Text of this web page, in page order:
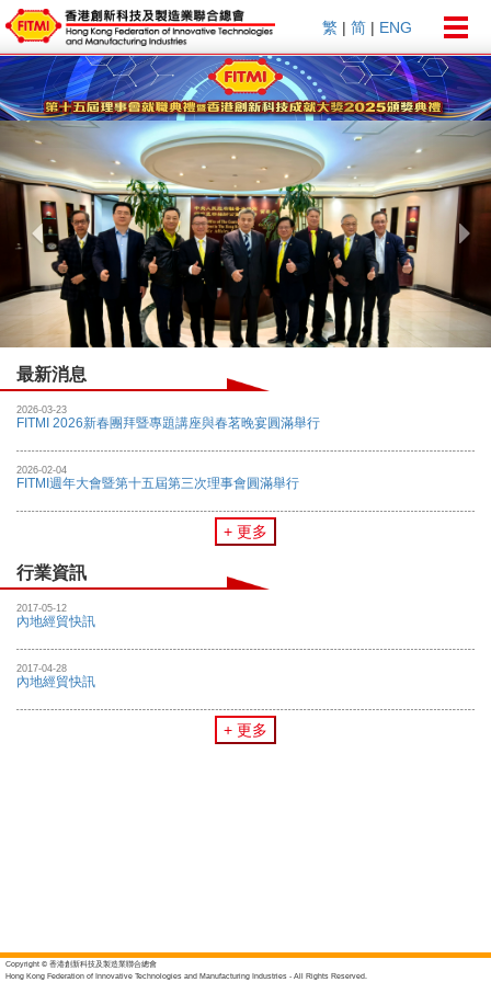
繁 | 简 | ENG
Previous
最新消息
2026-03-23
FITMI 2026新春團拜暨專題講座與春茗晚宴圓滿舉行
2026-02-04
FITMI週年大會暨第十五屆第三次理事會圓滿舉行
+ 更多
行業資訊
2017-05-12
內地經貿快訊
2017-04-28
內地經貿快訊
+ 更多
Copyright © 香港創新科技及製造業聯合總會
Hong Kong Federation of Innovative Technologies and Manufacturing Industries - All Rights Reserved.